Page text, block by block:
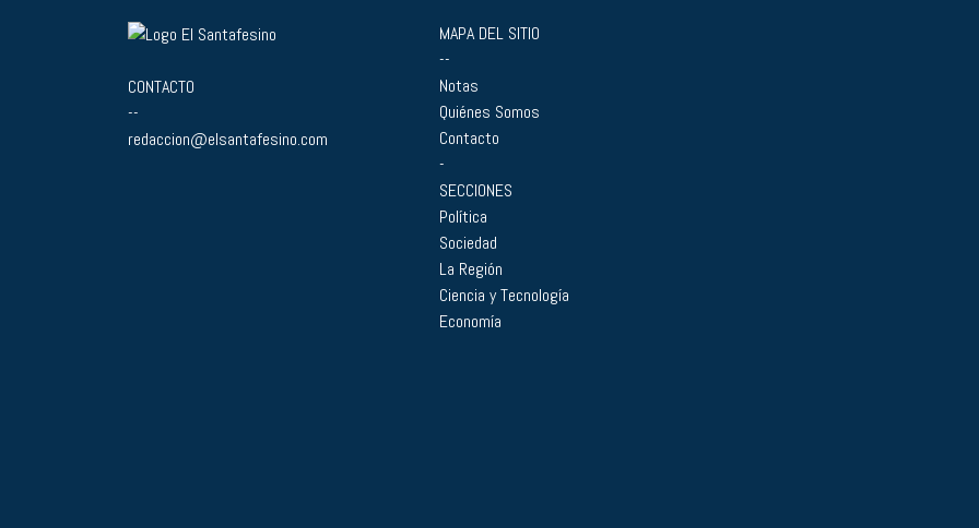
CONTACTO
--
redaccion@elsantafesino.com
MAPA DEL SITIO
--
Notas
Quiénes Somos
Contacto
-
SECCIONES
Política
Sociedad
La Región
Ciencia y Tecnología
Economía